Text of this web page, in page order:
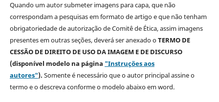
Quando um autor submeter imagens para capa, que não
correspondam a pesquisas em formato de artigo e que não tenham
obrigatoriedade de autorização de Comitê de Ética, assim imagens
presentes em outras seções, deverá ser anexado oTERMO DE
CESSÃO DE DIREITO DE USO DA IMAGEM E DE DISCURSO
(disponível modelo na página "Instruções aos
autores"). Somente é necessário que o autor principal assine o
termo e o descrevaconforme o modelo abaixo em word.